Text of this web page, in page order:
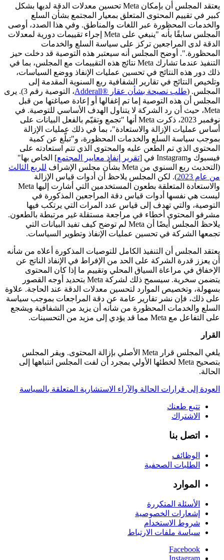
يعتقد المجلس أن بإمكان Meta تحسين معدلات الدقة لديها بشكل
كبير في تقييم المحتوى المتعلق بمعيار المجتمع بشأن السلع
والخدمات المحظورة عبر اللغات والمناطق. وفي هذا الصدد، أوصى
المجلس سابقًا بأنه "ينبغي على Meta إجراء تقييمات دورية لمعدلات
الدقة لدى المراجعين تركز على سياسة السلع والخدمات
المحظورة.". أوضح المجلس أنه سيعتبر هذه التوصية قد دخلت حيز
التنفيذ عندما تشارك Meta نتائج هذه التقييمات مع المجلس، بما في
ذلك دور هذه النتائج في تحسين عمليات الإنفاذ ووضع السياسات،
وتلخيص النتائج في تقارير الشفافية ربع السنوية المقدمة إلى
المجلس. (طلب نصيحة بشأن عقار Adderall®‎
، التوصية رقم 3). يرى
المجلس أن هذه التوصية إما تم إغفالها أو إعادة صياغتها من قبل
Meta، حيث أن رد الشركة لا يتناول الهدف الأساسي للتوصية. في
نوفمبر 2023، ذكرت Meta أنها "تجمع وتقيّم بالفعل البيانات على
أساس عمليات الإزالة والاستعادة"، بما في ذلك عمليات الإزالة
بموجب سياسة السلع والخدمات المحظورة، و"تبلّغ عن كمية
المحتوى الذي تم الطعن عليه والمحتوى الذي تتم استعادته على
فيسبوك وInstagram في [
تقرير إنفاذ معايير المجتمع] الخاص بها"
(التحديث ربع السنوي من Meta بشأن مجلس الإشراف
للربع الثالث
من عام 2023
). لكن المجلس يلاحظ أن أدوات قياس الإزالة
والاستعادة المتعلقة بطعون المستخدمين التي أشارت إليها Meta
ليست هي نفسها أدوات قياس دقة المراجعين المذكورة في
التوصية، والتي تهدف إلى قياس عدد المرات التي يرتكب فيها
مشرفو المحتوى أخطاء في مراجعة مستقلة غير مرتبطة بالطعون.
يلاحظ المجلس أيضًا أن Meta لم توضح كيف تفيد البيانات التي
تجمعها الشركة في تحسين عمليات الإنفاذ وتطوير السياسات.
يعتقد المجلس أن التنفيذ الكامل للتوصيات المذكورة أعلاه من شأنه
أن يعزز قدرة الشركة على الحد من الإفراط في الإنفاذ الناتج عن
الإخفاق في مراعاة السياق المحلي وتقييم ما إذا كان المحتوى
يتضمن سخرية. سيسمح ذلك لشركة Meta بتحديد أوجه القصور
بسهولة، وتخصيص الموارد لتحسين معدلات الدقة عند الحاجة. علاوة
على ذلك، فإن نشر تقارير عامة عن دقة المراجعات بموجب سياسة
السلع والخدمات المحظورة من شأنه أن يزيد من الشفافية ويشجع
على التفاعل مع Meta مما قد يؤدي إلى مزيد من التحسينات.
القرار
يلغي المجلس قرار Meta الأصلي بإزالة المحتوى. ويقر المجلس
بتصحيح Meta لخطئها الأولي بمجرد أن لفت المجلس انتباهها إلى
الحالة.
العودة إلى قرارات الحالة والآراء الاستشارية المتعلقة بالسياسة
تتبع طعنك
الاشتراك
اتصل بنا
الوظائف
الطلبات الصحفية
الموارد
الأسئلة المتكررة
إشعارات الخصوصية
شروط الاستخدام
سياسة ملفات الارتباط
Facebook